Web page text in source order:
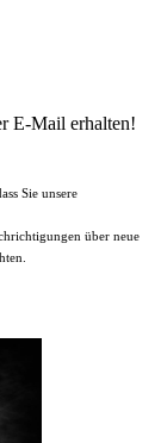
E-Mail erhalten!
Sie unsere
über neue